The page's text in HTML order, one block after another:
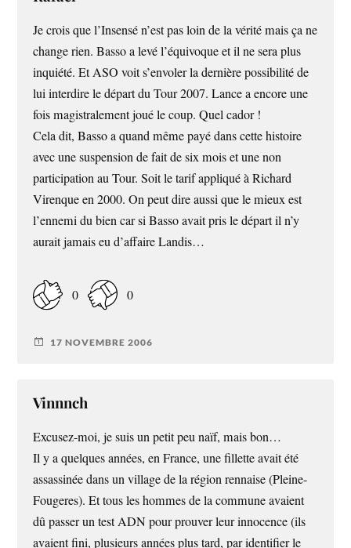
Je crois que l’Insensé n’est pas loin de la vérité mais ça ne
change rien. Basso a levé l’équivoque et il ne sera plus
inquiété. Et ASO voit s’envoler la dernière possibilité de
lui interdire le départ du Tour 2007. Lance a encore une
fois magistralement joué le coup. Quel cador !
Cela dit, Basso a quand même payé dans cette histoire
avec une suspension de fait de six mois et une non
participation au Tour. Soit le tarif appliqué à Richard
Virenque en 2000. On peut dire aussi que le mieux est
l’ennemi du bien car si Basso avait pris le départ il n’y
aurait jamais eu d’affaire Landis…
0 0
17 NOVEMBRE 2006
Vinnnch
Excusez-moi, je suis un petit peu naïf, mais bon…
Il y a quelques années, en France, une fillette avait été
assassinée dans un village de la région rennaise (Pleine-
Fougeres). Et tous les hommes de la commune avaient
dû passer un test ADN pour prouver leur innocence (ils
avaient fini, plusieurs années plus tard, par identifier le